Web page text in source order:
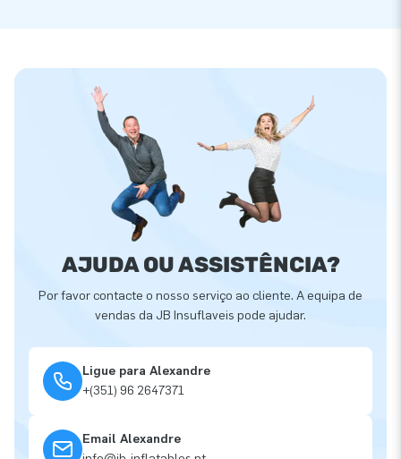
AJUDA OU ASSISTÊNCIA?
Por favor contacte o nosso serviço ao cliente. A equipa de
vendas da JB Insuflaveis pode ajudar.
Ligue para Alexandre
+(351) 96 2647371
Email Alexandre